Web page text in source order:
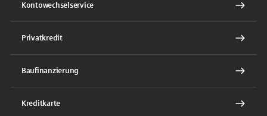
Kontowechselservice
Privatkredit
Baufinanzierung
Kreditkarte